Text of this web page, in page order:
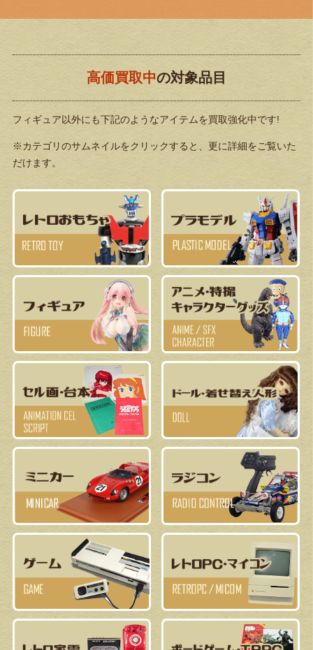
高価買取中の対象品目
フィギュア以外にも下記のようなアイテムを買取強化中です!
※カテゴリのサムネイルをクリックすると、更に詳細をご覧いた
だけます。